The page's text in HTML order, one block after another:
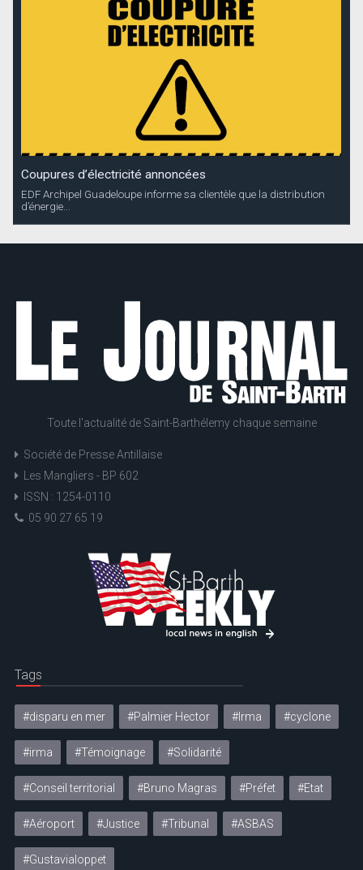
Coupures d’électricité annoncées
EDF Archipel Guadeloupe informe sa clientèle que la distribution
d’énergie...
Toute l'actualité de Saint-Barthélemy chaque semaine
Société de Presse Antillaise
Les Mangliers - BP 602
ISSN : 1254-0110
05 90 27 65 19
Tags
#disparu en mer #Palmier Hector #Irma #cyclone
#irma #Témoignage #Solidarité
#Conseil territorial #Bruno Magras #Préfet #Etat
#Aéroport #Justice #Tribunal #ASBAS
#Gustavialoppet